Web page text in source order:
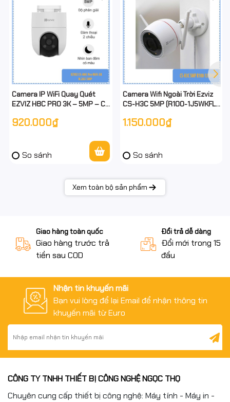
Camera IP WiFi Quay Quét
EZVIZ H8C PRO 3K – 5MP – Có
& Đèn – Đàm Thoại 2 Chiều
920.000₫
So sánh
Camera Wifi Ngoài Trời Ezviz
CS-H3C 5MP (R100-1J5WKFL)
Thoại 2 Chiều, Báo Động
1.150.000₫
So sánh
Xem toàn bộ sản phẩm
Giao hàng toàn quốc
Giao hàng trước trả
tiền sau COD
Đổi trả dễ dàng
Đổi mới trong 15
đầu
Nhận tin khuyến mãi
Bạn vui lòng để lại Email để nhận thông tin
khuyến mãi từ Euro
CÔNG TY TNHH THIẾT BỊ CÔNG NGHỆ NGỌC THỌ
Chuyên cung cấp thiết bị công nghệ: Máy tính - Máy in -